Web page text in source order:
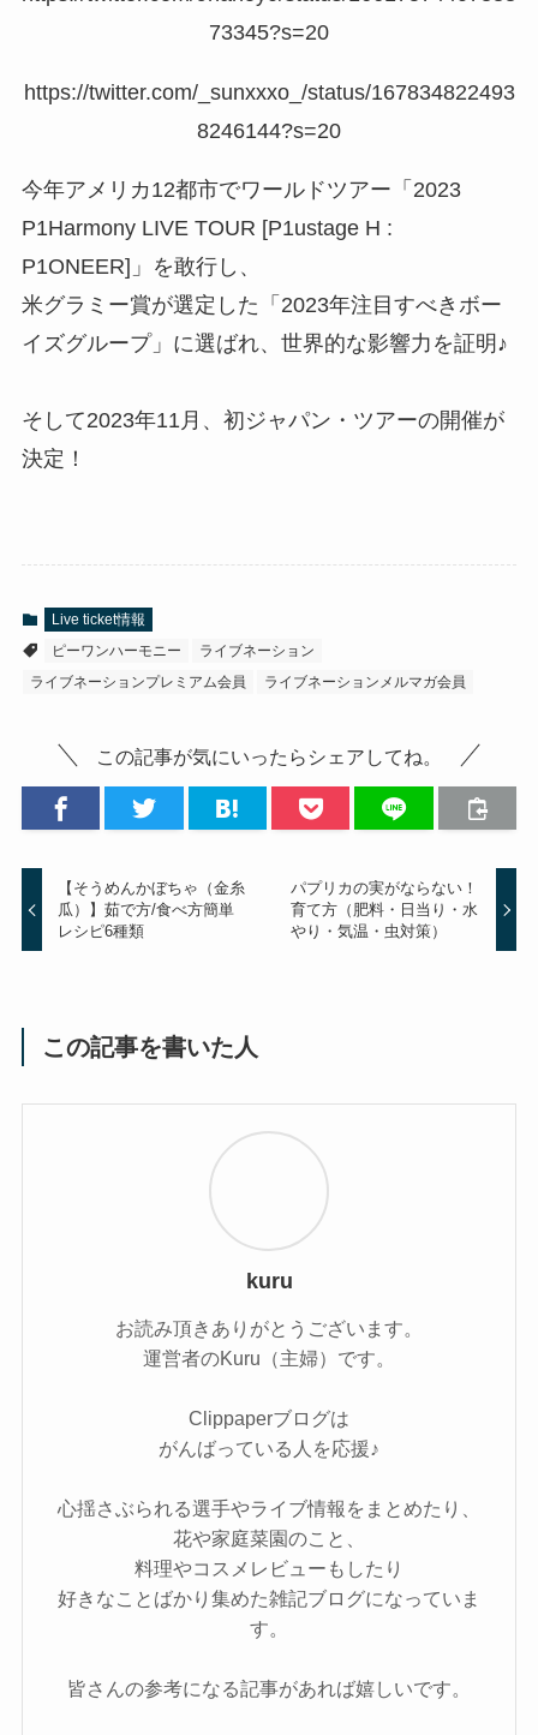
73345?s=20
https://twitter.com/_sunxxxo_/status/167834822493
8246144?s=20
今年アメリカ12都市でワールドツアー「2023
P1Harmony LIVE TOUR [P1ustage H :
P1ONEER]」を敢行し、
米グラミー賞が選定した「2023年注目すべきボー
イズグループ」に選ばれ、世界的な影響力を証明♪
そして2023年11月、初ジャパン・ツアーの開催が
決定！
Live ticket情報
ピーワンハーモニー
ライブネーション
ライブネーションプレミアム会員
ライブネーションメルマガ会員
この記事が気にいったらシェアしてね。
【そうめんかぼちゃ（金糸
瓜）】茹で方/食べ方簡単
レシピ6種類
パプリカの実がならない！
育て方（肥料・日当り・水
やり・気温・虫対策）
この記事を書いた人
kuru
お読み頂きありがとうございます。
運営者のKuru（主婦）です。
Clippaperブログは
がんばっている人を応援♪
心揺さぶられる選手やライブ情報をまとめたり、
花や家庭菜園のこと、
料理やコスメレビューもしたり
好きなことばかり集めた雑記ブログになっていま
す。
皆さんの参考になる記事があれば嬉しいです。